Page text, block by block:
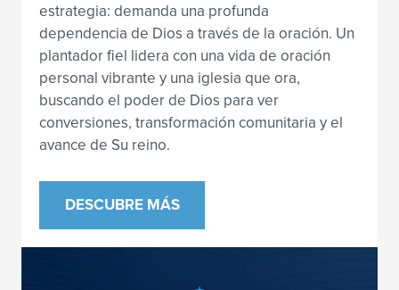
estrategia: demanda una profunda
dependencia de Dios a través de la oración. Un
plantador fiel lidera con una vida de oración
personal vibrante y una iglesia que ora,
buscando el poder de Dios para ver
conversiones, transformación comunitaria y el
avance de Su reino.
DESCUBRE MÁS